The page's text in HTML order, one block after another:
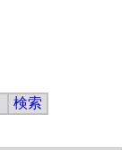
検索